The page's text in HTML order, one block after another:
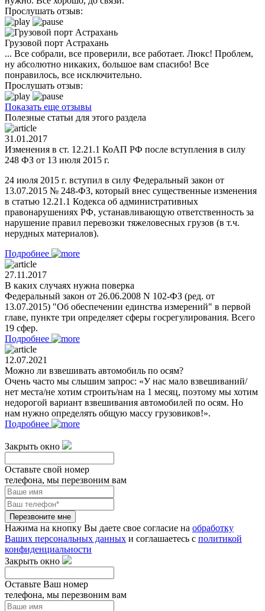
Прослушать отзыв:
Грузовой порт Астрахань
... Все собрали, все проверили, все работает. Люкс! Проблем,
ну абсолютно никаких, большое вам спасибо! Все
понравилось, все исключительно.
Прослушать отзыв:
Показать еще отзывы
Полезные статьи для этого раздела
31.01.2017
Изменения в ст. 12.21.1 КоАП РФ после вступления в силу
248 ФЗ от 13 июля 2015 г.
24 июля 2015 г. вступил в силу Федеральный закон от
13.07.2015 № 248-ФЗ, который внес существенные изменения
в статью 12.21.1 Кодекса об административных
правонарушениях РФ, устанавливающую ответственность за
нарушение правил перевозки тяжеловесных грузов (в т.ч.
нерудных материалов).
Подробнее
27.11.2017
В каких случаях нужна поверка
Федеральный закон от 26.06.2008 N 102-ФЗ (ред. от
13.07.2015) "Об обеспечении единства измерений" в первой
главе, пункте три определяет сферы госрегулирования. Всего
19 сфер.
Подробнее
12.07.2021
Можно ли взвешивать автомобиль по осям?
Очень часто мы слышим запрос: «У нас мало взвешиваний/
нет места/не хотим строить/нам на 1 месяц, поэтому мы хотим
недорогой вариант взвешивания автомобилей по осям. Но
нам нужно определять общую массу грузовиков!».
Подробнее
Закрыть окно
Оставьте свой номер
телефона, мы перезвоним вам
Перезвоните мне
Нажима на кнопку Вы даете свое согласие на обработку
Ваших персональных данных и соглашаетесь с политикой
конфиденциальности
Закрыть окно
Оставьте Ваш номер
телефона, мы перезвоним вам